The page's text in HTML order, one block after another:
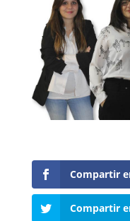
Compartir
Compartir